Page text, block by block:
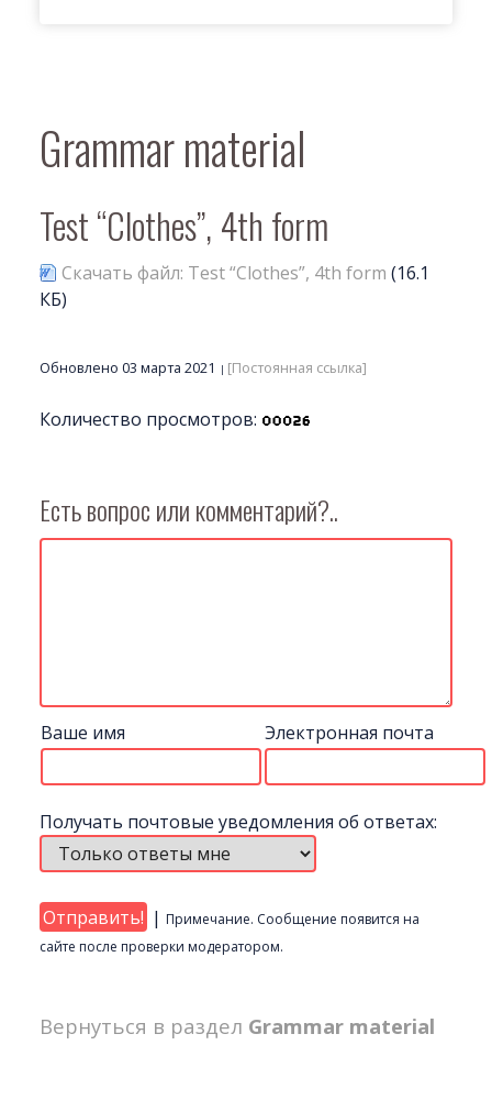
Grammar material
Test “Clothes”, 4th form
Скачать файл: Test “Clothes”, 4th form (16.1
КБ)
Обновлено 03 марта 2021 [Постоянная ссылка]
Количество просмотров:
Есть вопрос или комментарий?..
Ваше имя Электронная почта
Получать почтовые уведомления об ответах:
| Примечание. Сообщение появится на
сайте после проверки модератором.
Вернуться в раздел Grammar material